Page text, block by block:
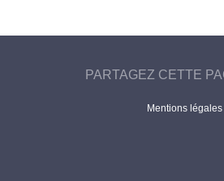
PARTAGEZ CETTE
Mentions légales